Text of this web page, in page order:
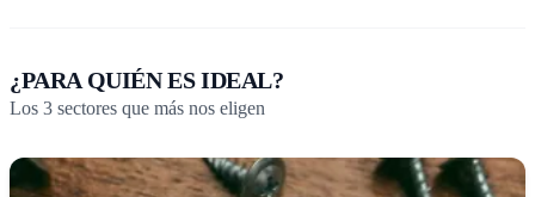
¿PARA QUIÉN ES IDEAL?
Los 3 sectores que más nos eligen